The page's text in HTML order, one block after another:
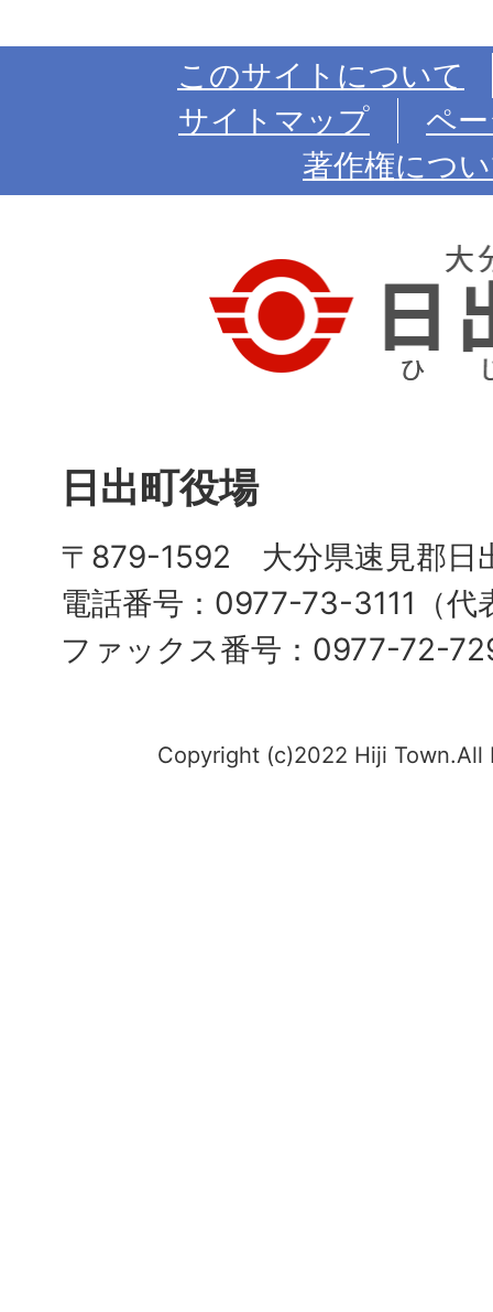
このサイトについて
サイトマップ
ペ
著作権につ
日出町役場
〒879-1592 大分県速見郡日
電話番号：0977-73-3111（代
ファックス番号：0977-72-
Copyright (c)2022 Hiji Town.All